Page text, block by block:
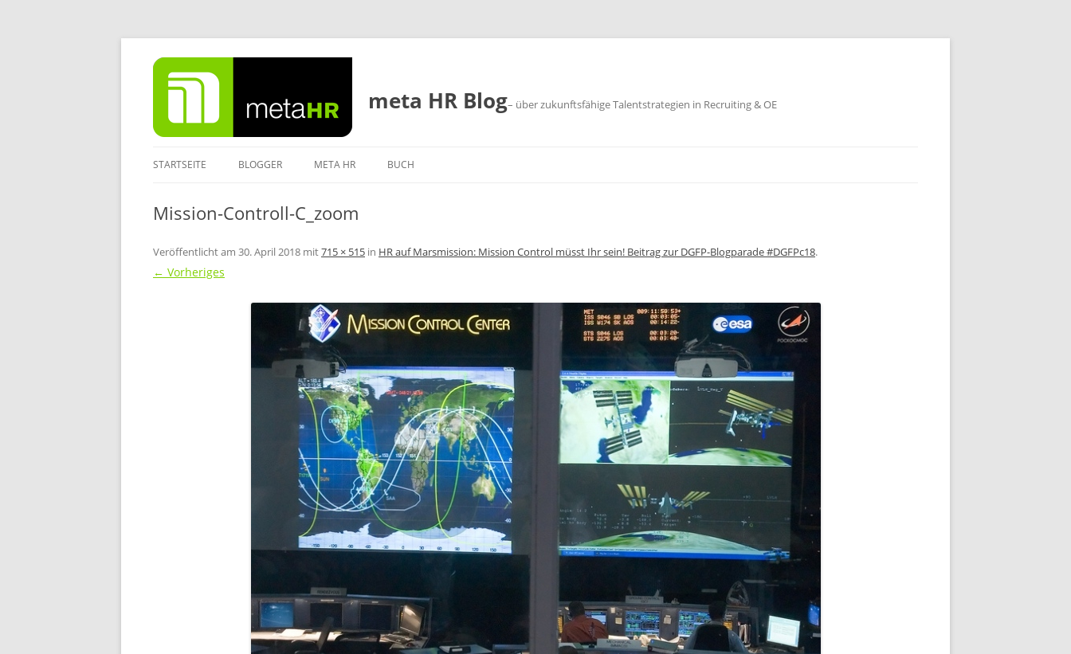
Zum
Inhalt
springen
meta HR Blog– über zukunftsfähige Talentstrategien in Recruiting & OE
STARTSEITE BLOGGER META HR BUCH
Mission-Controll-C_zoom
Veröffentlicht am 30. April 2018 mit715 × 515 in HR auf Marsmission: Mission Control müsst Ihr sein! Beitrag zur DGFP-Blogparade #DGFPc18.
← Vorheriges